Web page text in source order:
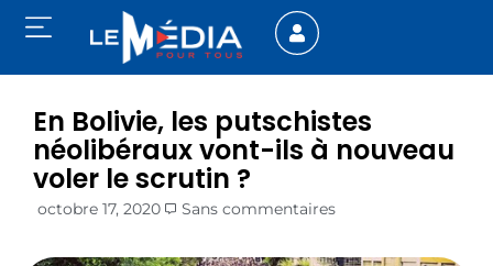
En Bolivie, les putschistes
néolibéraux vont-ils à nouveau
voler le scrutin ?
octobre 17, 2020 Sans commentaires